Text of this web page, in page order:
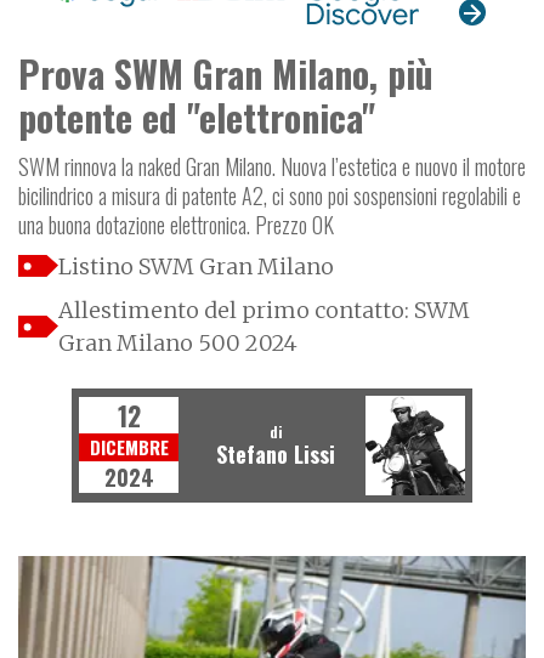
Prova SWM Gran Milano, più
potente ed "elettronica"
SWM rinnova la naked Gran Milano. Nuova l’estetica e nuovo il motore
bicilindrico a misura di patente A2, ci sono poi sospensioni regolabili e
una buona dotazione elettronica. Prezzo OK
Listino SWM Gran Milano
Allestimento del primo contatto: SWM
Gran Milano 500 2024
12
DICEMBRE
2024
di
Stefano Lissi